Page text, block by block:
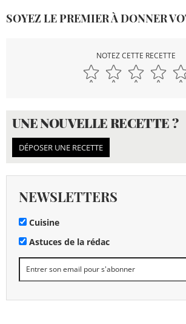
SOYEZ LE PREMIER À DONNER
NOTEZ CETTE RECETTE
UNE NOUVELLE RECETTE ?
DÉPOSER UNE RECETTE
NEWSLETTERS
Cuisine
Astuces de la rédac